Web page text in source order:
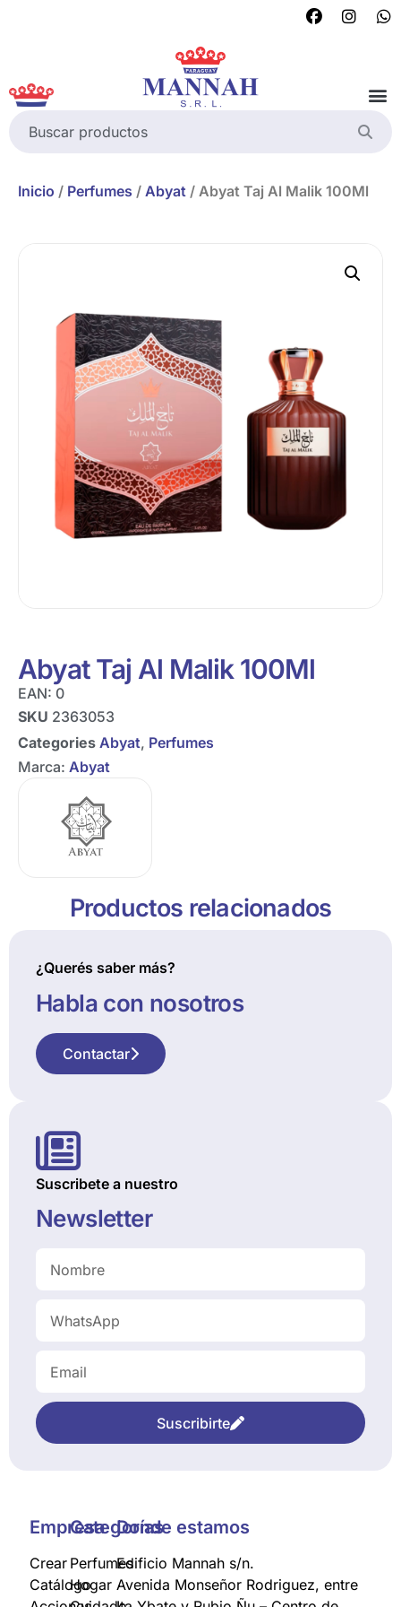
Inicio / Perfumes / Abyat / Abyat Taj Al Malik 100Ml
Abyat Taj Al Malik 100Ml
EAN: 0
SKU 2363053
Categories Abyat, Perfumes
Marca: Abyat
Productos relacionados
¿Querés saber más?
Habla con nosotros
Contactar
Suscribete a nuestro
Newsletter
Suscribirte
Empresa
Crear
Catálogo
Categorías
Perfumes
Hogar
Donde estamos
Edificio Mannah s/n.
Avenida Monseñor Rodriguez, entre